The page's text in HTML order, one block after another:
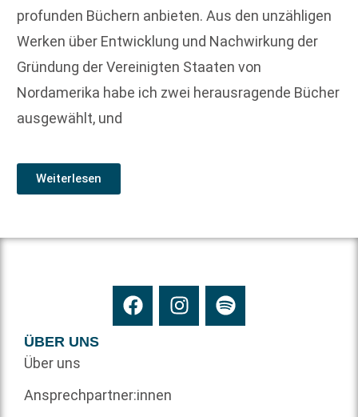
profunden Büchern anbieten. Aus den unzähligen
Werken über Entwicklung und Nachwirkung der
Gründung der Vereinigten Staaten von
Nordamerika habe ich zwei herausragende Bücher
ausgewählt, und
Weiterlesen
ÜBER UNS
Über uns
Ansprechpartner:innen